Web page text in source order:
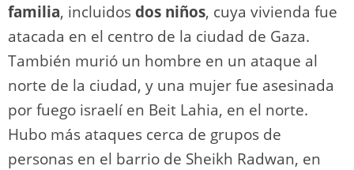
familia, incluidosdos niños, cuya vivienda fue
atacada en el centro de la ciudad de Gaza.
También murió un hombre en un ataque al
norte de la ciudad, y una mujer fue asesinada
por fuego israelí en Beit Lahia, en el norte.
Hubo más ataques cerca de grupos de
personas en el barrio de Sheikh Radwan, en